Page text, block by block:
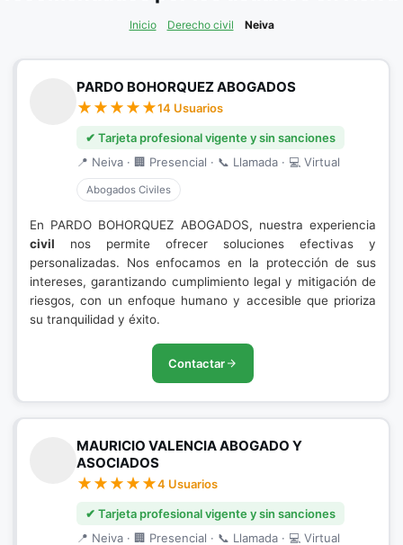
Inicio Derecho civil Neiva
PARDO BOHORQUEZ ABOGADOS
14 Usuarios
✔ Tarjeta profesional vigente y sin sanciones
📍 Neiva · 🏢 Presencial · 📞 Llamada · 💻 Virtual
Abogados Civiles
En PARDO BOHORQUEZ ABOGADOS, nuestra experiencia
civil nos permite ofrecer soluciones efectivas y
personalizadas. Nos enfocamos en la protección de sus
intereses, garantizando cumplimiento legal y mitigación de
riesgos, con un enfoque humano y accesible que prioriza
su tranquilidad y éxito.
Contactar
MAURICIO VALENCIA ABOGADO Y
ASOCIADOS
4 Usuarios
✔ Tarjeta profesional vigente y sin sanciones
📍 Neiva · 🏢 Presencial · 📞 Llamada · 💻 Virtual